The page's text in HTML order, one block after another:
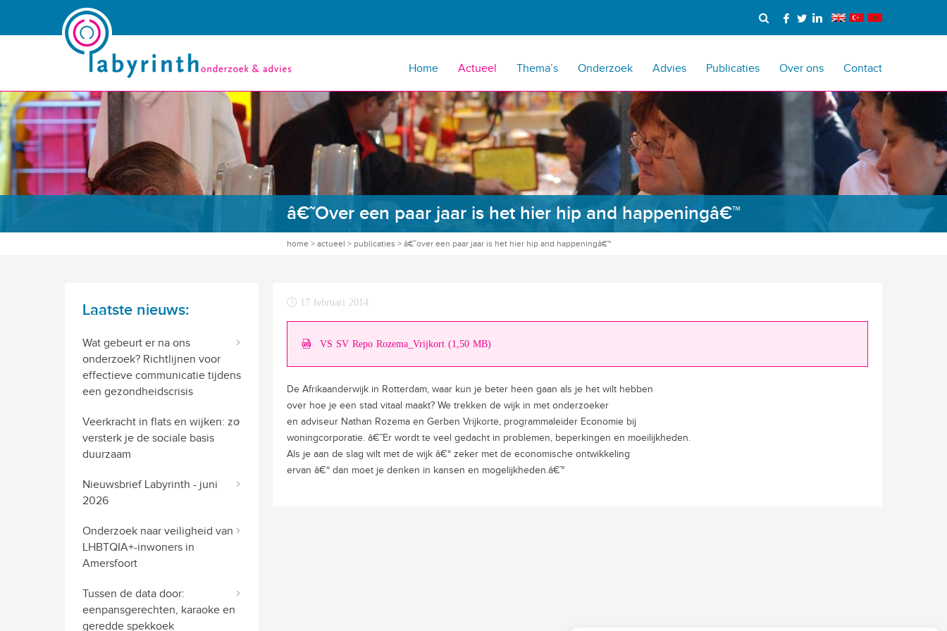
Home Actueel Thema’s Onderzoek Advies Publicaties Over ons Contact
â€˜Over een paar jaar is het hier hip and happeningâ€™
home > actueel > publicaties > â€˜over een paar jaar is het hier hip and happeningâ€™
Laatste nieuws:
Wat gebeurt er na ons
onderzoek? Richtlijnen voor
effectieve communicatie tijdens
een gezondheidscrisis
Veerkracht in flats en wijken: zo
versterk je de sociale basis
duurzaam
Nieuwsbrief Labyrinth - juni
2026
Onderzoek naar veiligheid van
LHBTQIA+-inwoners in
Amersfoort
Tussen de data door:
eenpansgerechten, karaoke en
geredde spekkoek
17 februari 2014
VS SV Repo Rozema_Vrijkort (1,50 MB)
De Afrikaanderwijk in Rotterdam, waar kun je beter heen gaan als je het wilt hebben
over hoe je een stad vitaal maakt? We trekken de wijk in met onderzoeker
en adviseur Nathan Rozema en Gerben Vrijkorte, programmaleider Economie bij
woningcorporatie. â€˜Er wordt te veel gedacht in problemen, beperkingen en moeilijkheden.
Als je aan de slag wilt met de wijk â€“ zeker met de economische ontwikkeling
ervan â€“ dan moet je denken in kansen en mogelijkheden.â€™